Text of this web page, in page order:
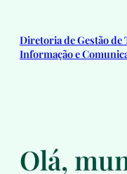
conteúdo
Diretoria de Gestão de
Informação e
Olá,